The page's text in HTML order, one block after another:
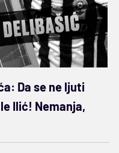
Da se ne ljuti
Ilić! Nemanja,